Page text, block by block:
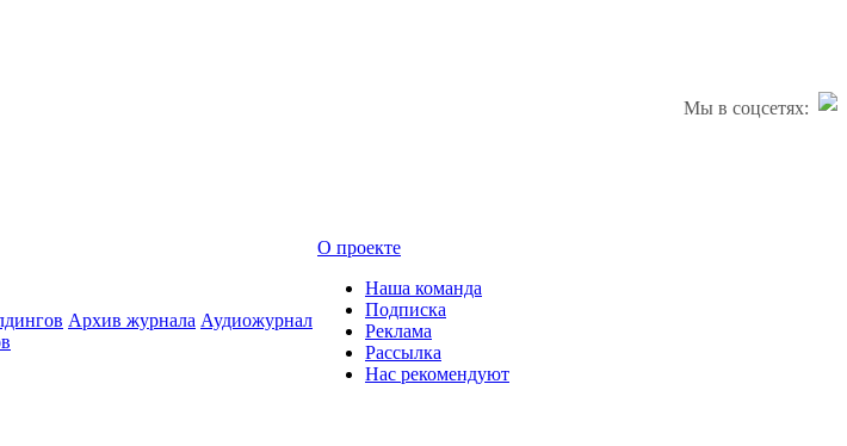
Мы в соцсетях:
Архив журнала Аудиожурнал
О проекте
Наша команда
Подписка
Реклама
Рассылка
Нас рекомендуют